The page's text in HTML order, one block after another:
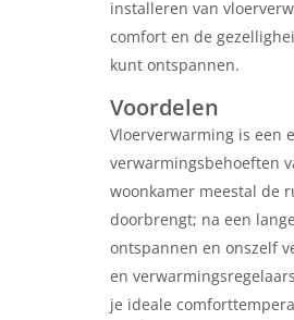
installeren van
comfort en de
kunt ontspannen.
Voordelen
Vloerverwarming is een
verwarmingsbehoeften
woonkamer meestal de
doorbrengt; na een
ontspannen en onszelf
en
je ideale